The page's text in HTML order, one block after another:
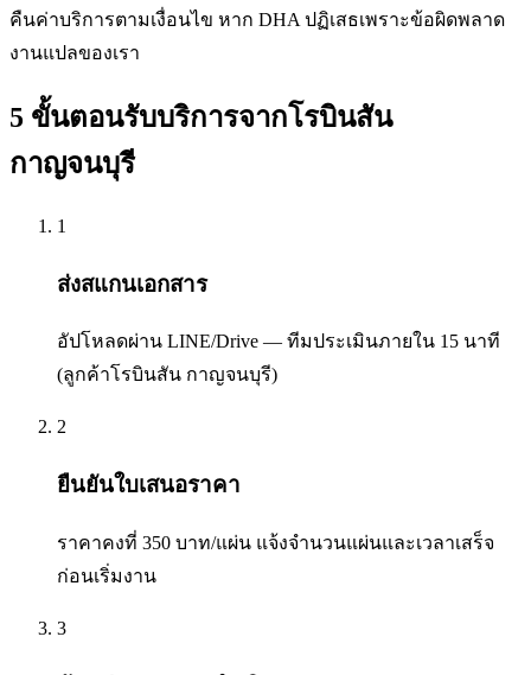
คืนค่าบริการตามเงื่อนไข หาก DHA ปฏิเสธเพราะข้อผิดพลาด
งานแปลของเรา
5 ขั้นตอนรับบริการจากโรบินสัน
กาญจนบุรี
1
ส่งสแกนเอกสาร
อัปโหลดผ่าน LINE/Drive — ทีมประเมินภายใน 15 นาที
(ลูกค้าโรบินสัน กาญจนบุรี)
2
ยืนยันใบเสนอราคา
ราคาคงที่ 350 บาท/แผ่น แจ้งจำนวนแผ่นและเวลาเสร็จ
ก่อนเริ่มงาน
3